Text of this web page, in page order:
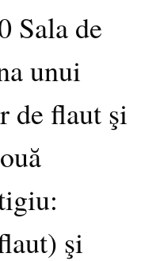
Sala de
unui
de flaut şi
şi